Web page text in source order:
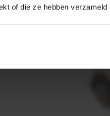
of die ze hebben